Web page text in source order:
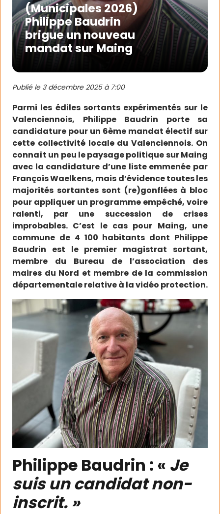
(Municipales 2026)
Philippe Baudrin
brigue un nouveau
mandat sur Maing
Publié le 3 décembre 2025 à 7:00
Parmi les édiles sortants expérimentés sur le
Valenciennois, Philippe Baudrin porte sa
candidature pour un 6ème mandat électif sur
cette collectivité locale du Valenciennois. On
connaît un peu le paysage politique sur Maing
avec la candidature d’une liste emmenée par
François Waelkens, mais d’évidence toutes les
majorités sortantes sont (re)gonflées à bloc
pour appliquer un programme empêché, voire
ralenti, par une succession de crises
improbables. C’est le cas pour Maing, une
commune de 4 100 habitants dont Philippe
Baudrin est le premier magistrat sortant,
membre du Bureau de l’association des
maires du Nord et membre de la commission
départementale relative à la vidéo protection.
Philippe Baudrin : « Je
suis un candidat non-
inscrit. »